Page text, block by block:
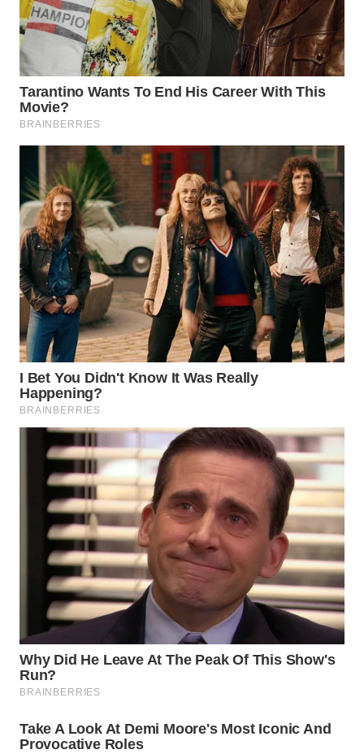
WN
KARO
WN
SIMALUNGUN
LABUHANBATU
WN
TAPANULI
TENGAH
WN DELI
SERDANG
WN
TEBING
WN
PAKPAK
WN
KARAWANG
WN
BEKASI
WN
BOGOR
WN
DEPOK
TAPANULI
UTARA